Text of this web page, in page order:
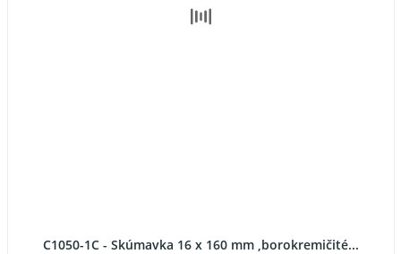
C1050-1C - Skúmavka 16 x 160 mm ,borokremičité...